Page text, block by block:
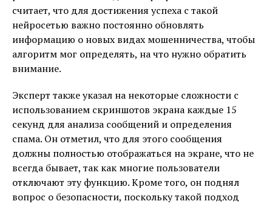
считает, что для достижения успеха с такой
нейросетью важно постоянно обновлять
информацию о новых видах мошенничества, чтобы
алгоритм мог определять, на что нужно обратить
внимание.
Эксперт также указал на некоторые сложности с
использованием скриншотов экрана каждые 15
секунд для анализа сообщений и определения
спама. Он отметил, что для этого сообщения
должны полностью отображаться на экране, что не
всегда бывает, так как многие пользователи
отключают эту функцию. Кроме того, он поднял
вопрос о безопасности, поскольку такой подход